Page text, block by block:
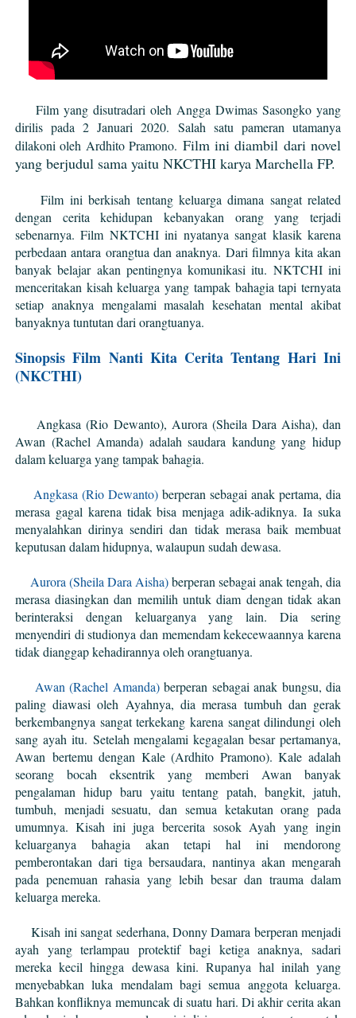
Film yang disutradari oleh Angga Dwimas Sasongko yang
dirilis pada 2 Januari 2020. Salah satu pameran utamanya
dilakoni oleh Ardhito Pramono. Film ini diambil dari novel
yang berjudul sama yaitu NKCTHI karya Marchella FP.
Film ini berkisah tentang keluarga dimana sangat related
dengan cerita kehidupan kebanyakan orang yang terjadi
sebenarnya. Film NKTCHI ini nyatanya sangat klasik karena
perbedaan antara orangtua dan anaknya. Dari filmnya kita akan
banyak belajar akan pentingnya komunikasi itu. NKTCHI ini
menceritakan kisah keluarga yang tampak bahagia tapi ternyata
setiap anaknya mengalami masalah kesehatan mental akibat
banyaknya tuntutan dari orangtuanya.
Sinopsis Film Nanti Kita Cerita Tentang Hari Ini
(NKCTHI)
Angkasa (Rio Dewanto), Aurora (Sheila Dara Aisha), dan
Awan (Rachel Amanda) adalah saudara kandung yang hidup
dalam keluarga yang tampak bahagia.
Angkasa (Rio Dewanto) berperan sebagai anak pertama, dia
merasa gagal karena tidak bisa menjaga adik-adiknya. Ia suka
menyalahkan dirinya sendiri dan tidak merasa baik membuat
keputusan dalam hidupnya, walaupun sudah dewasa.
Aurora (Sheila Dara Aisha)berperan sebagai anak tengah, dia
merasa diasingkan dan memilih untuk diam dengan tidak akan
berinteraksi dengan keluarganya yang lain. Dia sering
menyendiri di studionya dan memendam kekecewaannya karena
tidak dianggap kehadirannya oleh orangtuanya.
Awan (Rachel Amanda)berperan sebagai anak bungsu, dia
paling diawasi oleh Ayahnya, dia merasa tumbuh dan gerak
berkembangnya sangat terkekang karena sangat dilindungi oleh
sang ayah itu. Setelah mengalami kegagalan besar pertamanya,
Awanbertemu dengan Kale (Ardhito Pramono). Kale adalah
seorang bocah eksentrik yang memberi Awan banyak
pengalaman hidup baru yaitu tentang patah, bangkit, jatuh,
tumbuh, menjadi sesuatu, dan semua ketakutan orang pada
umumnya. Kisah ini juga bercerita sosok Ayah yang ingin
keluarganya bahagia akan tetapi hal ini mendorong
pemberontakan dari tiga bersaudara, nantinya akan mengarah
pada penemuan rahasia yang lebih besar dan trauma dalam
keluarga mereka.
Kisah ini sangat sederhana, Donny Damara berperan menjadi
ayah yang terlampau protektif bagi ketiga anaknya, sadari
mereka kecil hingga dewasa kini. Rupanya hal inilah yang
menyebabkan luka mendalam bagi semua anggota keluarga.
Bahkan konfliknya memuncak di suatu hari. Di akhir cerita akan